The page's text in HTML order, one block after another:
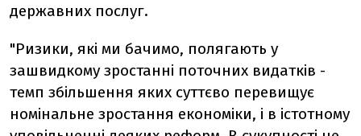
державних послуг.
"Ризики, які ми бачимо, полягають у
зашвидкому зростанні поточних видатків -
темп збільшення яких суттєво перевищує
номінальне зростання економіки, і в істотному